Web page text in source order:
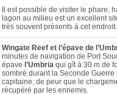
Il est possible de visiter le phare,
lagon au milieu est un excellent
très souvent présents à cet endroit.
Wingate Reef et l’épave de
minutes de navigation de Port
épave l’Umbria qui gît à 30 m de
sombré durant la Seconde
capitaine, de peur que le
récupéré par les ennemis.